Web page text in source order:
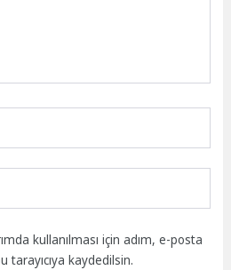
kullanılması için adım, e-posta
kaydedilsin.